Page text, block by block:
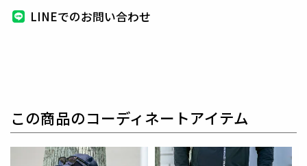
グジュアリーブランドが提案する、高いデザイン性と
ィッティングを兼ね備え着る者全てに高揚感と優越感
LINEでのお問い合わせ
この商品のコーディネートアイテム